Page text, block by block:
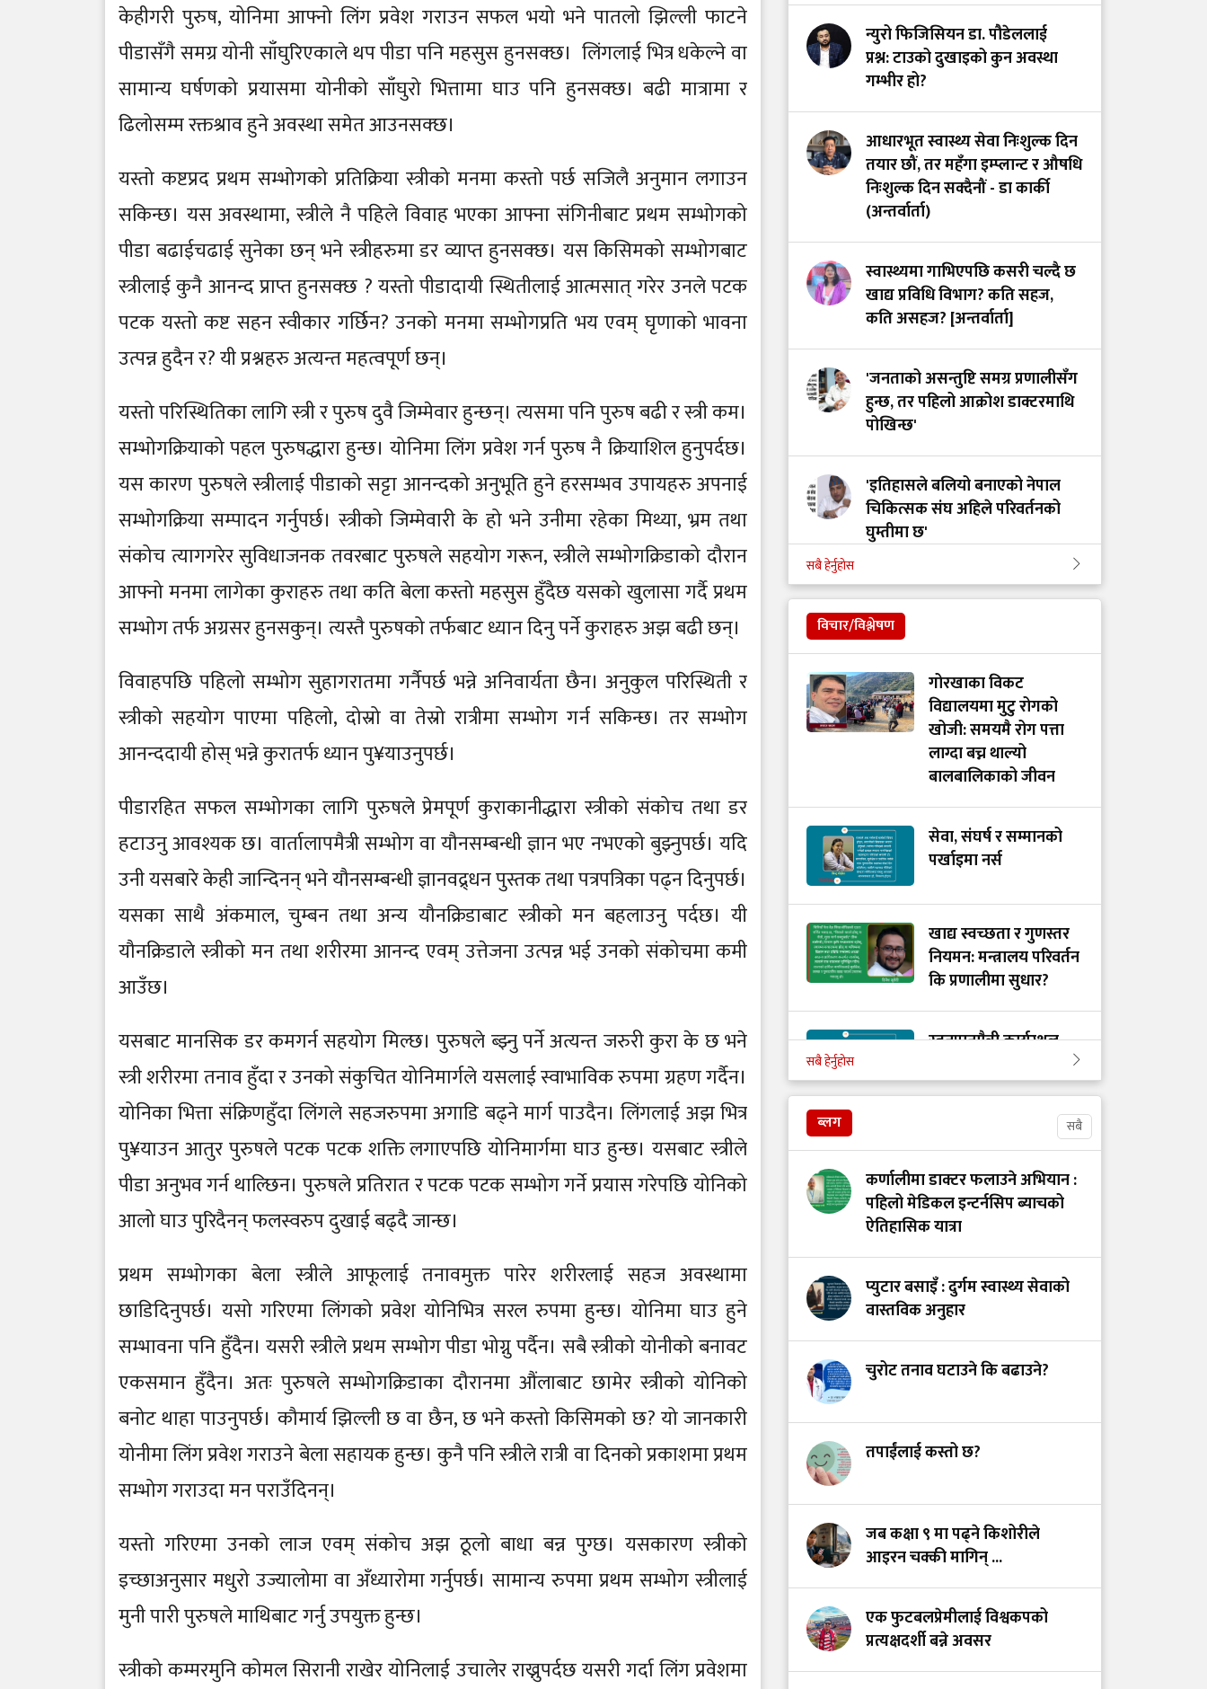
केहीगरी पुरुष, योनिमा आफ्नो लिंग प्रवेश गराउन सफल भयो भने पातलो झिल्ली फाटने
पीडासँगै समग्र योनी साँघुरिएकाले थप पीडा पनि महसुस हुनसक्छ। लिंगलाई भित्र धकेल्ने वा
सामान्य घर्षणको प्रयासमा योनीको साँघुरो भित्तामा घाउ पनि हुनसक्छ। बढी मात्रामा र
ढिलोसम्म रक्तश्राव हुने अवस्था समेत आउनसक्छ।
यस्तो कष्टप्रद प्रथम सम्भोगको प्रतिक्रिया स्त्रीको मनमा कस्तो पर्छ सजिलै अनुमान लगाउन
सकिन्छ। यस अवस्थामा, स्त्रीले नै पहिले विवाह भएका आफ्ना संगिनीबाट प्रथम सम्भोगको
पीडा बढाईचढाई सुनेका छन् भने स्त्रीहरुमा डर व्याप्त हुनसक्छ। यस किसिमको सम्भोगबाट
स्त्रीलाई कुनै आनन्द प्राप्त हुनसक्छ ? यस्तो पीडादायी स्थितीलाई आत्मसात् गरेर उनले पटक
पटक यस्तो कष्ट सहन स्वीकार गर्छिन? उनको मनमा सम्भोगप्रति भय एवम् घृणाको भावना
उत्पन्न हुदैन र? यी प्रश्नहरु अत्यन्त महत्वपूर्ण छन्।
यस्तो परिस्थितिका लागि स्त्री र पुरुष दुवै जिम्मेवार हुन्छन्। त्यसमा पनि पुरुष बढी र स्त्री कम।
सम्भोगक्रियाको पहल पुरुषद्धारा हुन्छ। योनिमा लिंग प्रवेश गर्न पुरुष नै क्रियाशिल हुनुपर्दछ।
यस कारण पुरुषले स्त्रीलाई पीडाको सट्टा आनन्दको अनुभूति हुने हरसम्भव उपायहरु अपनाई
सम्भोगक्रिया सम्पादन गर्नुपर्छ। स्त्रीको जिम्मेवारी के हो भने उनीमा रहेका मिथ्या, भ्रम तथा
संकोच त्यागगरेर सुविधाजनक तवरबाट पुरुषले सहयोग गरून, स्त्रीले सम्भोगक्रिडाको दौरान
आफ्नो मनमा लागेका कुराहरु तथा कति बेला कस्तो महसुस हुँदैछ यसको खुलासा गर्दै प्रथम
सम्भोग तर्फ अग्रसर हुनसकुन्। त्यस्तै पुरुषको तर्फबाट ध्यान दिनु पर्ने कुराहरु अझ बढी छन्।
विवाहपछि पहिलो सम्भोग सुहागरातमा गर्नैपर्छ भन्ने अनिवार्यता छैन। अनुकुल परिस्थिती र
स्त्रीको सहयोग पाएमा पहिलो, दोस्रो वा तेस्रो रात्रीमा सम्भोग गर्न सकिन्छ। तर सम्भोग
आनन्ददायी होस् भन्ने कुरातर्फ ध्यान पु¥याउनुपर्छ।
पीडारहित सफल सम्भोगका लागि पुरुषले प्रेमपूर्ण कुराकानीद्धारा स्त्रीको संकोच तथा डर
हटाउनु आवश्यक छ। वार्तालापमैत्री सम्भोग वा यौनसम्बन्धी ज्ञान भए नभएको बुझ्नुपर्छ। यदि
उनी यसबारे केही जान्दिनन् भने यौनसम्बन्धी ज्ञानवद्र्धन पुस्तक तथा पत्रपत्रिका पढ्न दिनुपर्छ।
यसका साथै अंकमाल, चुम्बन तथा अन्य यौनक्रिडाबाट स्त्रीको मन बहलाउनु पर्दछ। यी
यौनक्रिडाले स्त्रीको मन तथा शरीरमा आनन्द एवम् उत्तेजना उत्पन्न भई उनको संकोचमा कमी
आउँछ।
यसबाट मानसिक डर कमगर्न सहयोग मिल्छ। पुरुषले ब्झ्नु पर्ने अत्यन्त जरुरी कुरा के छ भने
स्त्री शरीरमा तनाव हुँदा र उनको संकुचित योनिमार्गले यसलाई स्वाभाविक रुपमा ग्रहण गर्दैन।
योनिका भित्ता संक्रिणहुँदा लिंगले सहजरुपमा अगाडि बढ्ने मार्ग पाउदैन। लिंगलाई अझ भित्र
पु¥याउन आतुर पुरुषले पटक पटक शक्ति लगाएपछि योनिमार्गमा घाउ हुन्छ। यसबाट स्त्रीले
पीडा अनुभव गर्न थाल्छिन। पुरुषले प्रतिरात र पटक पटक सम्भोग गर्ने प्रयास गरेपछि योनिको
आलो घाउ पुरिदैनन् फलस्वरुप दुखाई बढ्दै जान्छ।
प्रथम सम्भोगका बेला स्त्रीले आफूलाई तनावमुक्त पारेर शरीरलाई सहज अवस्थामा
छाडिदिनुपर्छ। यसो गरिएमा लिंगको प्रवेश योनिभित्र सरल रुपमा हुन्छ। योनिमा घाउ हुने
सम्भावना पनि हुँदैन। यसरी स्त्रीले प्रथम सम्भोग पीडा भोग्नु पर्दैन। सबै स्त्रीको योनीको बनावट
एकसमान हुँदैन। अतः पुरुषले सम्भोगक्रिडाका दौरानमा औंलाबाट छामेर स्त्रीको योनिको
बनोट थाहा पाउनुपर्छ। कौमार्य झिल्ली छ वा छैन, छ भने कस्तो किसिमको छ? यो जानकारी
योनीमा लिंग प्रवेश गराउने बेला सहायक हुन्छ। कुनै पनि स्त्रीले रात्री वा दिनको प्रकाशमा प्रथम
सम्भोग गराउदा मन पराउँदिनन्।
यस्तो गरिएमा उनको लाज एवम् संकोच अझ ठूलो बाधा बन्न पुग्छ। यसकारण स्त्रीको
इच्छाअनुसार मधुरो उज्यालोमा वा अँध्यारोमा गर्नुपर्छ। सामान्य रुपमा प्रथम सम्भोग स्त्रीलाई
मुनी पारी पुरुषले माथिबाट गर्नु उपयुक्त हुन्छ।
स्त्रीको कम्मरमुनि कोमल सिरानी राखेर योनिलाई उचालेर राख्नुपर्दछ यसरी गर्दा लिंग प्रवेशमा
सेवा, संघर्ष र सम्मानको
पर्खाइमा नर्स
न्युरो फिजिसियन डा. पौडेललाई
प्रश्न: टाउको दुखाइको कुन अवस्था
गम्भीर हो?
आधारभूत स्वास्थ्य सेवा निःशुल्क दिन
तयार छौं, तर महँगा इम्प्लान्ट र औषधि
निःशुल्क दिन सक्दैनौं - डा कार्की
(अन्तर्वार्ता)
स्वास्थ्यमा गाभिएपछि कसरी चल्दै छ
खाद्य प्रविधि विभाग? कति सहज,
कति असहज? [अन्तर्वार्ता]
'जनताको असन्तुष्टि समग्र प्रणालीसँग
हुन्छ, तर पहिलो आक्रोश डाक्टरमाथि
पोखिन्छ'
'इतिहासले बलियो बनाएको नेपाल
चिकित्सक संघ अहिले परिवर्तनको
घुम्तीमा छ'
‘टिम मंगल' चुनावी समूह मात्र थिएन,
मेडिकल मुभमेन्ट हो : डा. मंगल रावल
'हरेक टाउको दुखाइ ब्रेन ट्युमर होइन,
यी लक्षणहरू देखिए हुनसक्छ जोखिम'
डा. अमात्यलाई प्रश्न– धेरै हेडफोन वा
इयरफोनको प्रयोगले कानमा असर
गर्छ ?
सबै हेर्नुहोस
विचार/विश्लेषण
गोरखाका विकट
विद्यालयमा मुटु रोगको
खोजी: समयमै रोग पत्ता
लाग्दा बच्न थाल्यो
बालबालिकाको जीवन
सेवा, संघर्ष र सम्मानको
पर्खाइमा नर्स
खाद्य स्वच्छता र गुणस्तर
नियमन: मन्त्रालय परिवर्तन
कि प्रणालीमा सुधार?
स्तनपानमैत्री कार्यस्थल
देशको, सम्मान कहिले?
हामी भवन बनाउँदैछौँ कि
स्वास्थ्य प्रणाली?
सुरक्षित अस्पताल:
कडा परिमार्जनको
अपरिहार्यता
डाँडापारिको स्वास्थ्य:
भूगोल, समुदाय र
जनस्वास्थ्यबीचको सम्बन्ध
सबै हेर्नुहोस
ब्लग सबै
कर्णालीमा डाक्टर फलाउने अभियान :
पहिलो मेडिकल इन्टर्नसिप ब्याचको
ऐतिहासिक यात्रा
प्युटार बसाइँ : दुर्गम स्वास्थ्य सेवाको
वास्तविक अनुहार
चुरोट तनाव घटाउने कि बढाउने?
तपाईंलाई कस्तो छ?
जब कक्षा ९ मा पढ्ने किशोरीले
आइरन चक्की मागिन् ...
एक फुटबलप्रेमीलाई विश्वकपको
प्रत्यक्षदर्शी बन्ने अवसर